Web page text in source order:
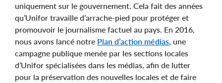
uniquement sur le gouvernement. Cela fait des années
qu’Unifor travaille d’arrache-pied pour protéger et
promouvoir le journalisme factuel au pays. En 2016,
nous avons lancé notre Plan d’action médias , une
campagne publique menée par les sections locales
d’Unifor spécialisées dans les médias, afin de lutter
pour la préservation des nouvelles locales et de faire